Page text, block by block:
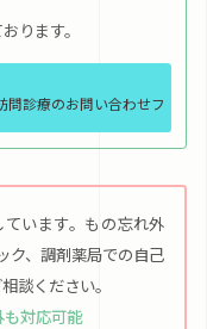
ります。
問診療のお問い合わせフ
います。もの忘れ外
ク、調剤薬局での自己
談ください。
対応可能